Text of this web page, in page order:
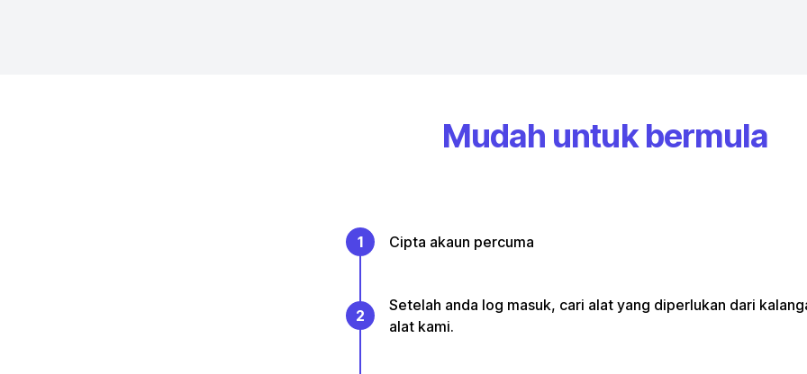
Mudah untuk bermula
1 Cipta akaun percuma
2
Setelah anda log masuk, cari alat yang diperlukan dari
alat kami.